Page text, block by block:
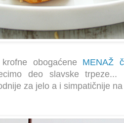
obogaćene MENAŽ
deo slavske
za jelo a i simpatičnije